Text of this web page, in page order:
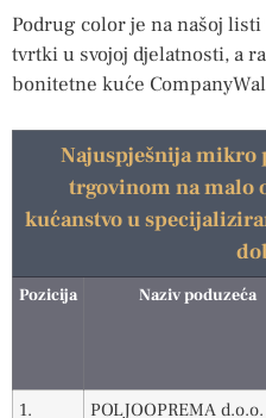
Podrug color je na našoj
tvrtki u svojoj djelatnosti, a
bonitetne kuće
Najuspješnija mikro
trgovinom na malo
kućanstvo u
Pozicija Naziv poduzeća
1. POLJOOPREMA d.o.o.